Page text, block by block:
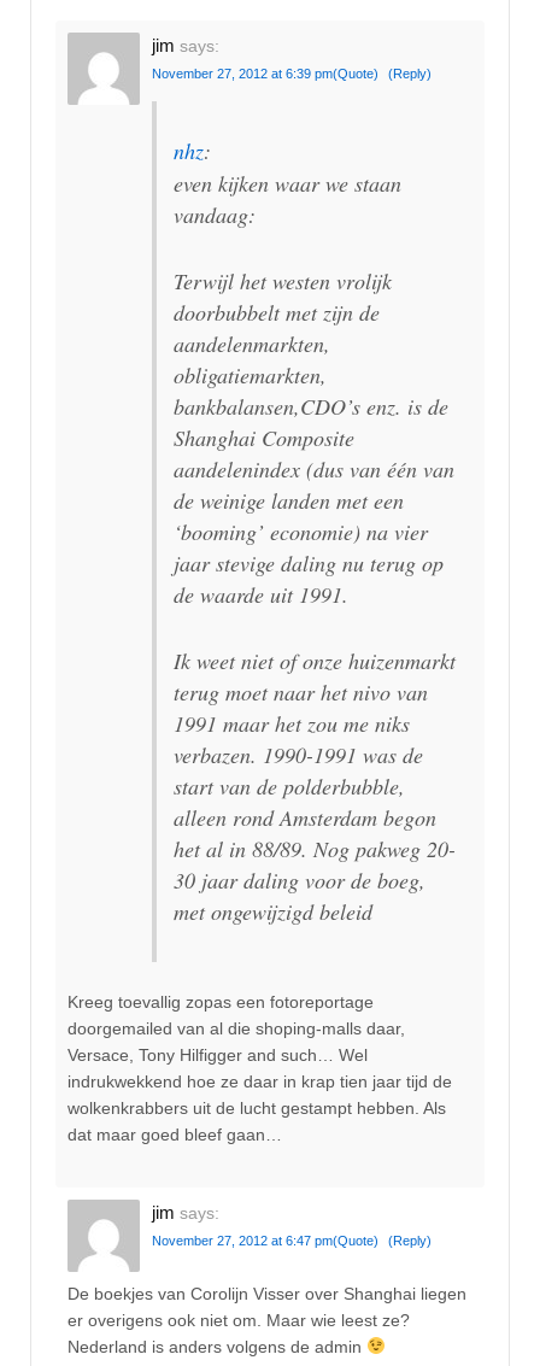
jim says:
November 27, 2012 at 6:39 pm(Quote) (Reply)
nhz:
even kijken waar we staan
vandaag:
Terwijl het westen vrolijk
doorbubbelt met zijn de
aandelenmarkten,
obligatiemarkten,
bankbalansen,CDO’s enz. is de
Shanghai Composite
aandelenindex (dus van één van
de weinige landen met een
‘booming’ economie) na vier
jaar stevige daling nu terug op
de waarde uit 1991.
Ik weet niet of onze huizenmarkt
terug moet naar het nivo van
1991 maar het zou me niks
verbazen. 1990-1991 was de
start van de polderbubble,
alleen rond Amsterdam begon
het al in 88/89. Nog pakweg 20-
30 jaar daling voor de boeg,
met ongewijzigd beleid
Kreeg toevallig zopas een fotoreportage
doorgemailed van al die shoping-malls daar,
Versace, Tony Hilfigger and such… Wel
indrukwekkend hoe ze daar in krap tien jaar tijd de
wolkenkrabbers uit de lucht gestampt hebben. Als
dat maar goed bleef gaan…
jim says:
November 27, 2012 at 6:47 pm(Quote) (Reply)
De boekjes van Corolijn Visser over Shanghai liegen
er overigens ook niet om. Maar wie leest ze?
Nederland is anders volgens de admin